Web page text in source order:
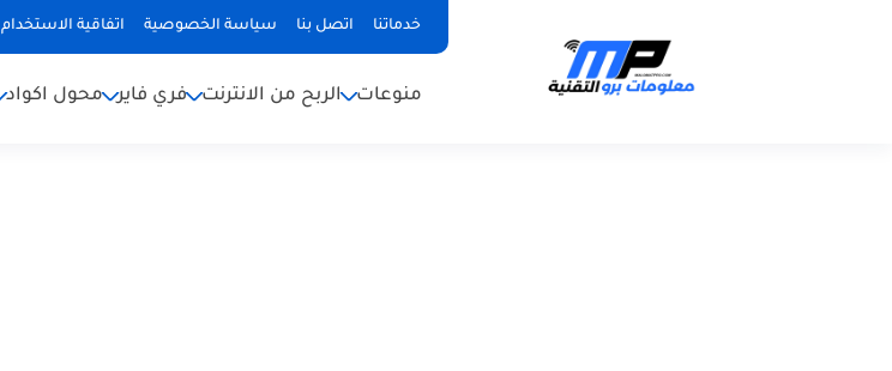
خدماتنا اتصل بنا سياسة الخصوصية اتفاقية الاستخدام
منوعات الربح من الانترنت فري فاير محول اكواد